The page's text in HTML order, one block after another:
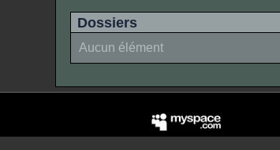
Dossiers
Aucun élément